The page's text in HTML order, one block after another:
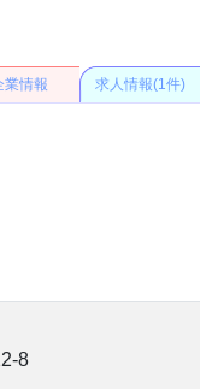
求人情報(1件)
業情報
8